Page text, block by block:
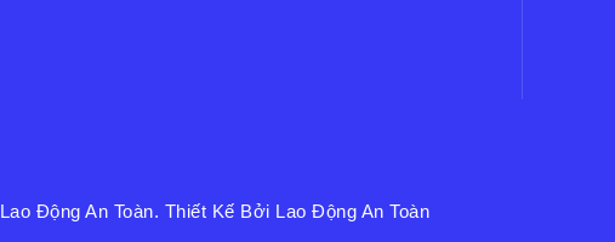
Lao Động An Toàn. Thiết Kế Bởi Lao Động An Toàn